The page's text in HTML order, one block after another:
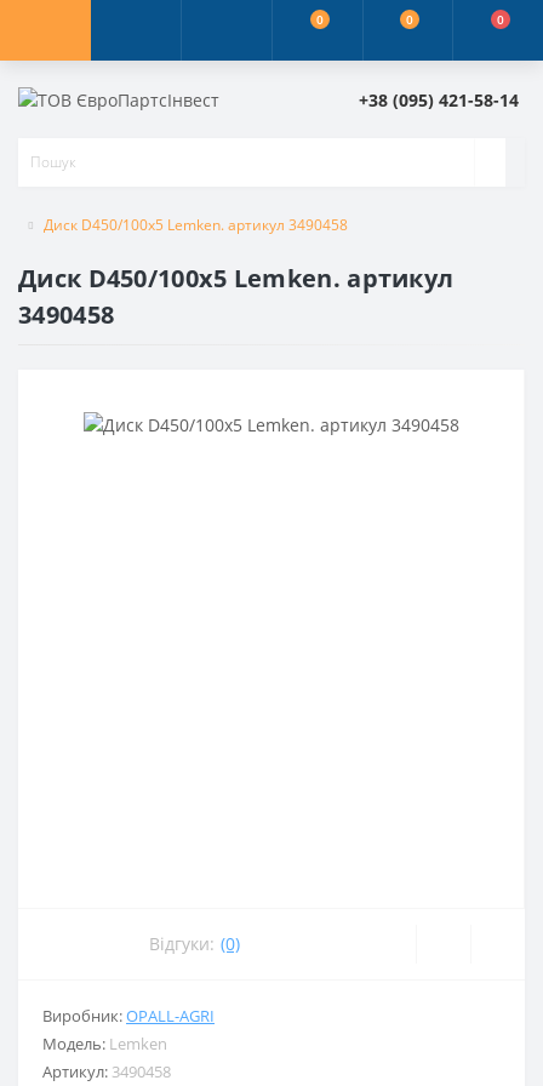
0 0 0
+38 (095) 421-58-14
Диск D450/100x5 Lemken. артикул 3490458
Диск D450/100x5 Lemken. артикул
3490458
Відгуки: (0)
Виробник:OPALL-AGRI
Модель: Lemken
Артикул: 3490458